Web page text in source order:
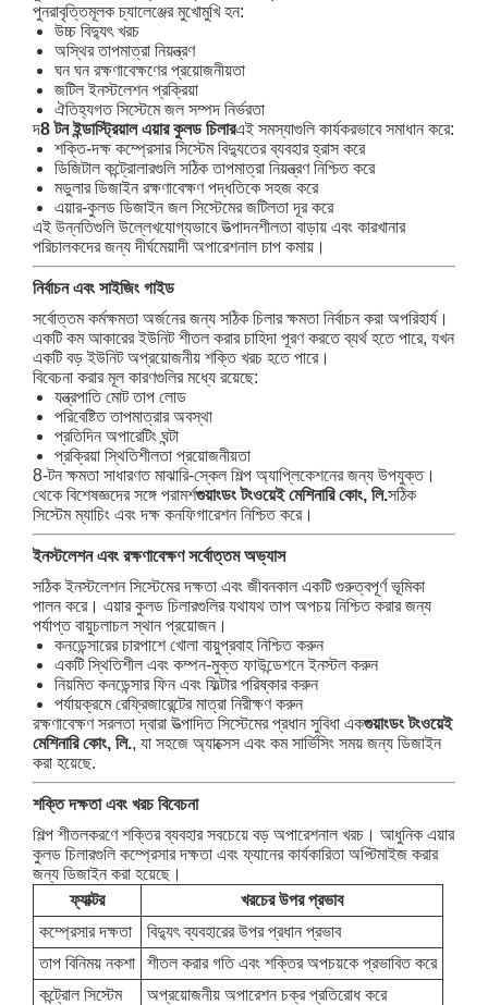
পুনরাবৃত্তিমূলক চ্যালেঞ্জের মুখোমুখি হন:
উচ্চ বিদ্যুৎ খরচ
অস্থির তাপমাত্রা নিয়ন্ত্রণ
ঘন ঘন রক্ষণাবেক্ষণের প্রয়োজনীয়তা
জটিল ইনস্টলেশন প্রক্রিয়া
ঐতিহ্যগত সিস্টেমে জল সম্পদ নির্ভরতা
দ8 টন ইন্ডাস্ট্রিয়াল এয়ার কুলড চিলারএই সমস্যাগুলি কার্যকরভাবে সমাধান করে:
শক্তি-দক্ষ কম্প্রেসার সিস্টেম বিদ্যুতের ব্যবহার হ্রাস করে
ডিজিটাল কন্ট্রোলারগুলি সঠিক তাপমাত্রা নিয়ন্ত্রণ নিশ্চিত করে
মডুলার ডিজাইন রক্ষণাবেক্ষণ পদ্ধতিকে সহজ করে
এয়ার-কুলড ডিজাইন জল সিস্টেমের জটিলতা দূর করে
এই উন্নতিগুলি উল্লেখযোগ্যভাবে উত্পাদনশীলতা বাড়ায় এবং কারখানার
পরিচালকদের জন্য দীর্ঘমেয়াদী অপারেশনাল চাপ কমায়।
নির্বাচন এবং সাইজিং গাইড
সর্বোত্তম কর্মক্ষমতা অর্জনের জন্য সঠিক চিলার ক্ষমতা নির্বাচন করা অপরিহার্য।
একটি কম আকারের ইউনিট শীতল করার চাহিদা পূরণ করতে ব্যর্থ হতে পারে, যখন
একটি বড় ইউনিট অপ্রয়োজনীয় শক্তি খরচ হতে পারে।
বিবেচনা করার মূল কারণগুলির মধ্যে রয়েছে:
যন্ত্রপাতি মোট তাপ লোড
পরিবেষ্টিত তাপমাত্রার অবস্থা
প্রতিদিন অপারেটিং ঘন্টা
প্রক্রিয়া স্থিতিশীলতা প্রয়োজনীয়তা
8-টন ক্ষমতা সাধারণত মাঝারি-স্কেল শিল্প অ্যাপ্লিকেশনের জন্য উপযুক্ত।
থেকে বিশেষজ্ঞদের সঙ্গে পরামর্শগুয়াংডং টংওয়েই মেশিনারি কোং, লি.সঠিক
সিস্টেম ম্যাচিং এবং দক্ষ কনফিগারেশন নিশ্চিত করে।
ইনস্টলেশন এবং রক্ষণাবেক্ষণ সর্বোত্তম অভ্যাস
সঠিক ইনস্টলেশন সিস্টেমের দক্ষতা এবং জীবনকাল একটি গুরুত্বপূর্ণ ভূমিকা
পালন করে। এয়ার কুলড চিলারগুলির যথাযথ তাপ অপচয় নিশ্চিত করার জন্য
পর্যাপ্ত বায়ুচলাচল স্থান প্রয়োজন।
কনডেন্সারের চারপাশে খোলা বায়ুপ্রবাহ নিশ্চিত করুন
একটি স্থিতিশীল এবং কম্পন-মুক্ত ফাউন্ডেশনে ইনস্টল করুন
নিয়মিত কনডেন্সার ফিন এবং ফিল্টার পরিষ্কার করুন
পর্যায়ক্রমে রেফ্রিজারেন্টের মাত্রা নিরীক্ষণ করুন
রক্ষণাবেক্ষণ সরলতা দ্বারা উত্পাদিত সিস্টেমের প্রধান সুবিধা একগুয়াংডং টংওয়েই
মেশিনারি কোং, লি., যা সহজে অ্যাক্সেস এবং কম সার্ভিসিং সময় জন্য ডিজাইন
করা হয়েছে.
শক্তি দক্ষতা এবং খরচ বিবেচনা
শিল্প শীতলকরণে শক্তির ব্যবহার সবচেয়ে বড় অপারেশনাল খরচ। আধুনিক এয়ার
কুলড চিলারগুলি কম্প্রেসার দক্ষতা এবং ফ্যানের কার্যকারিতা অপ্টিমাইজ করার
জন্য ডিজাইন করা হয়েছে।
ফ্যাক্টর
খরচের উপর প্রভাব
কম্প্রেসার দক্ষতা
বিদ্যুৎ ব্যবহারের উপর প্রধান প্রভাব
তাপ বিনিময় নকশা
শীতল করার গতি এবং শক্তির অপচয়কে প্রভাবিত করে
কন্ট্রোল সিস্টেম
অপ্রয়োজনীয় অপারেশন চক্র প্রতিরোধ করে